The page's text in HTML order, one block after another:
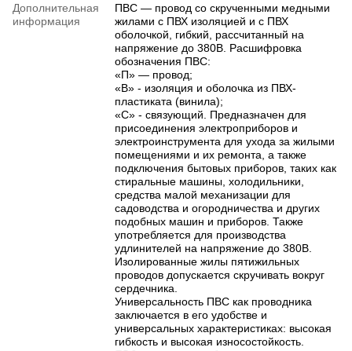
Дополнительная
информация
ПВС — провод со скрученными медными
жилами с ПВХ изоляцией и с ПВХ
оболочкой, гибкий, рассчитанный на
напряжение до 380В. Расшифровка
обозначения ПВС:
«П» — провод;
«В» - изоляция и оболочка из ПВХ-
пластиката (винила);
«С» - связующий. Предназначен для
присоединения электроприборов и
электроинструмента для ухода за жилыми
помещениями и их ремонта, а также
подключения бытовых приборов, таких как
стиральные машины, холодильники,
средства малой механизации для
садоводства и огородничества и других
подобных машин и приборов. Также
употребляется для производства
удлинителей на напряжение до 380В.
Изолированные жилы пятижильных
проводов допускается скручивать вокруг
сердечника.
Универсальность ПВС как проводника
заключается в его удобстве и
универсальных характеристиках: высокая
гибкость и высокая износостойкость.